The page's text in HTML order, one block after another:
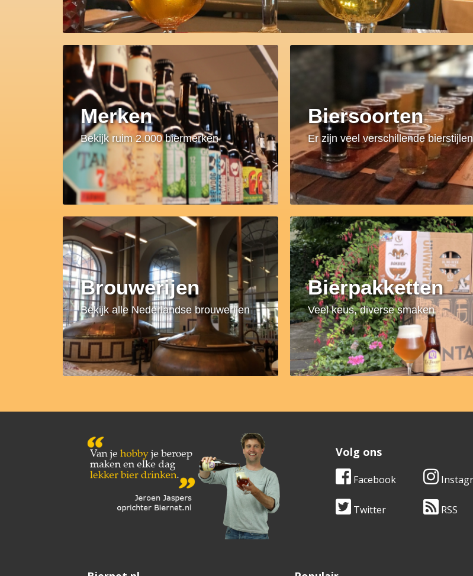
Merken
Bekijk ruim 2.000 biermerken
Biersoorten
Er zijn veel verschillende
Brouwerijen
Bekijk alle Nederlandse brouwerijen
Bierpakketten
Veel keus, diverse smaken
Volg ons
Facebook
Twitter RSS